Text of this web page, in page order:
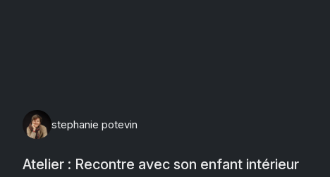
stephanie potevin
Atelier : Recontre avec son enfant intérieur